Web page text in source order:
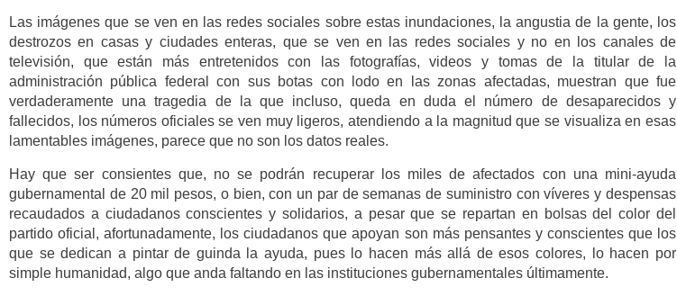
Las imágenes que se ven en las redes sociales sobre estas inundaciones, la angustia de la gente, los
destrozos en casas y ciudades enteras, que se ven en las redes sociales y no en los canales de
televisión, que están más entretenidos con las fotografías, videos y tomas de la titular de la
administración pública federal con sus botas con lodo en las zonas afectadas, muestran que fue
verdaderamente una tragedia de la que incluso, queda en duda el número de desaparecidos y
fallecidos, los números oficiales se ven muy ligeros, atendiendo a la magnitud que se visualiza en esas
lamentables imágenes, parece que no son los datos reales.
Hay que ser consientes que, no se podrán recuperar los miles de afectados con una mini-ayuda
gubernamental de 20 mil pesos, o bien, con un par de semanas de suministro con víveres y despensas
recaudados a ciudadanos conscientes y solidarios, a pesar que se repartan en bolsas del color del
partido oficial, afortunadamente, los ciudadanos que apoyan son más pensantes y conscientes que los
que se dedican a pintar de guinda la ayuda, pues lo hacen más allá de esos colores, lo hacen por
simple humanidad, algo que anda faltando en las instituciones gubernamentales últimamente.